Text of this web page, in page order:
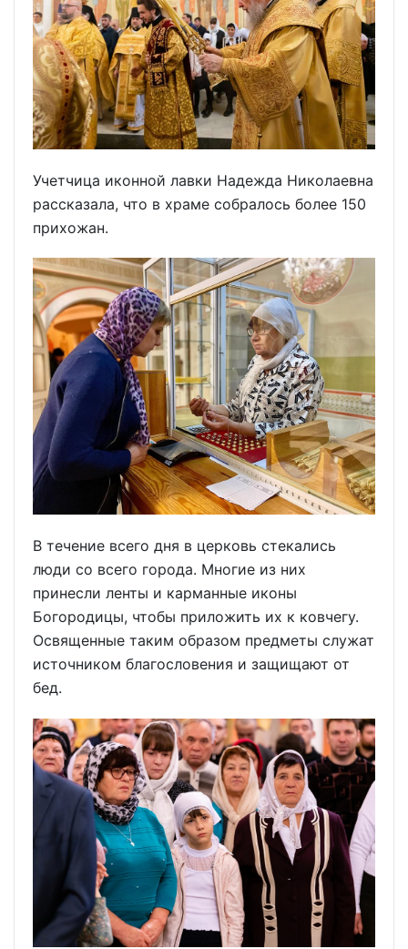
Учетчица иконной лавки Надежда Николаевна
рассказала, что в храме собралось более 150
прихожан.
В течение всего дня в церковь стекались
люди со всего города. Многие из них
принесли ленты и карманные иконы
Богородицы, чтобы приложить их к ковчегу.
Освященные таким образом предметы служат
источником благословения и защищают от
бед.